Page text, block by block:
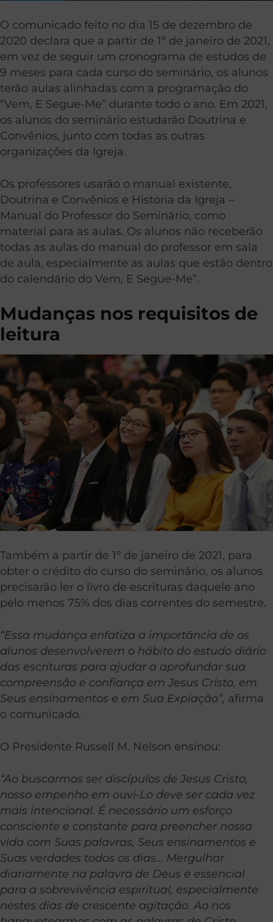
O comunicado feito no dia 15 de dezembro de
2020 declara que a partir de 1º de janeiro de 2021,
em vez de seguir um cronograma de estudos de
9 meses para cada curso do seminário, os alunos
terão aulas alinhadas com a programação do
“Vem, E Segue-Me” durante todo o ano. Em 2021,
os alunos do seminário estudarão Doutrina e
Convênios, junto com todas as outras
organizações da Igreja.
Os professores usarão o manual existente,
Doutrina e Convênios e História da Igreja –
Manual do Professor do Seminário, como
material para as aulas. Os alunos não receberão
todas as aulas do manual do professor em sala
de aula, especialmente as aulas que estão dentro
do calendário do Vem, E Segue-Me”.
Mudanças nos requisitos de
leitura
Também a partir de 1º de janeiro de 2021, para
obter o crédito do curso do seminário, os alunos
precisarão ler o livro de escrituras daquele ano
pelo menos 75% dos dias correntes do semestre.
“Essa mudança enfatiza a importância de os
alunos desenvolverem o hábito do estudo diário
das escrituras para ajudar a aprofundar sua
compreensão e confiança em Jesus Cristo, em
Seus ensinamentos e em Sua Expiação”, afirma
o comunicado.
O Presidente Russell M. Nelson ensinou:
“Ao buscarmos ser discípulos de Jesus Cristo,
nosso empenho em ouvi-Lo deve ser cada vez
mais intencional. É necessário um esforço
consciente e constante para preencher nossa
vida com Suas palavras, Seus ensinamentos e
Suas verdades todos os dias… Mergulhar
diariamente na palavra de Deus é essencial
para a sobrevivência espiritual, especialmente
nestes dias de crescente agitação. Ao nos